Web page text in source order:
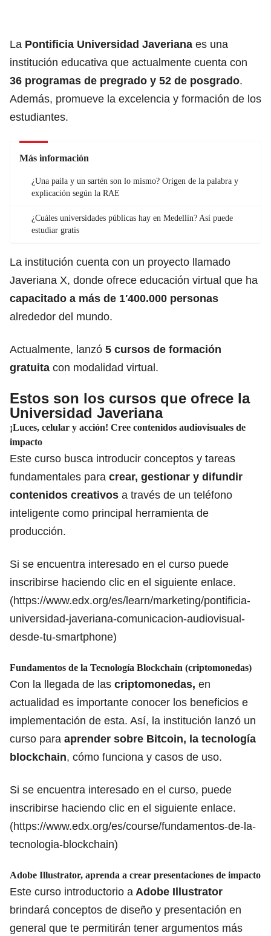
La Pontificia Universidad Javeriana es una
institución educativa que actualmente cuenta con
36 programas de pregrado y 52 de posgrado.
Además, promueve la excelencia y formación de los
estudiantes.
Más información
¿Una paila y un sartén son lo mismo? Origen de la palabra y
explicación según la RAE
¿Cuáles universidades públicas hay en Medellín? Así puede
estudiar gratis
La institución cuenta con un proyecto llamado
Javeriana X, donde ofrece educación virtual que ha
capacitado a más de 1′400.000 personas
alrededor del mundo.
Actualmente, lanzó 5 cursos de formación
gratuita con modalidad virtual.
Estos son los cursos que ofrece la
Universidad Javeriana
¡Luces, celular y acción! Cree contenidos audiovisuales de
impacto
Este curso busca introducir conceptos y tareas
fundamentales para crear, gestionar y difundir
contenidos creativos a través de un teléfono
inteligente como principal herramienta de
producción.
Si se encuentra interesado en el curso puede
inscribirse haciendo clic en el siguiente enlace.
(https://www.edx.org/es/learn/marketing/pontificia-
universidad-javeriana-comunicacion-audiovisual-
desde-tu-smartphone)
Fundamentos de la Tecnología Blockchain (criptomonedas)
Con la llegada de las criptomonedas, en
actualidad es importante conocer los beneficios e
implementación de esta. Así, la institución lanzó un
curso para aprender sobre Bitcoin, la tecnología
blockchain, cómo funciona y casos de uso.
Si se encuentra interesado en el curso, puede
inscribirse haciendo clic en el siguiente enlace.
(https://www.edx.org/es/course/fundamentos-de-la-
tecnologia-blockchain)
Adobe Illustrator, aprenda a crear presentaciones de impacto
Este curso introductorio a Adobe Illustrator
brindará conceptos de diseño y presentación en
general que te permitirán tener argumentos más